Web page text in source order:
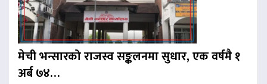
मेची भन्सारको राजस्व सङ्कलनमा सुधार, एक वर्षमै १
अर्ब ७४…